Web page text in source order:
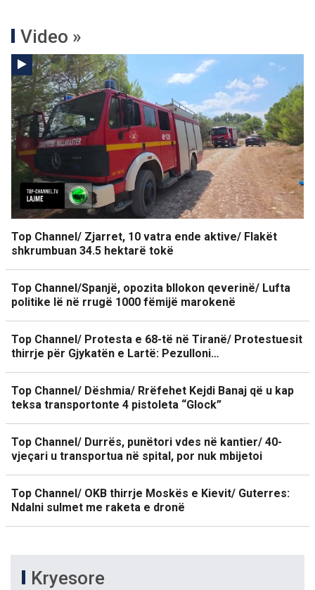
Video »
Top Channel/ Zjarret, 10 vatra ende aktive/ Flakët
shkrumbuan 34.5 hektarë tokë
Top Channel/Spanjë, opozita bllokon qeverinë/ Lufta
politike lë në rrugë 1000 fëmijë marokenë
Top Channel/ Protesta e 68-të në Tiranë/ Protestuesit
thirrje për Gjykatën e Lartë: Pezulloni…
Top Channel/ Dëshmia/ Rrëfehet Kejdi Banaj që u kap
teksa transportonte 4 pistoleta “Glock”
Top Channel/ Durrës, punëtori vdes në kantier/ 40-
vjeçari u transportua në spital, por nuk mbijetoi
Top Channel/ OKB thirrje Moskës e Kievit/ Guterres:
Ndalni sulmet me raketa e dronë
Kryesore